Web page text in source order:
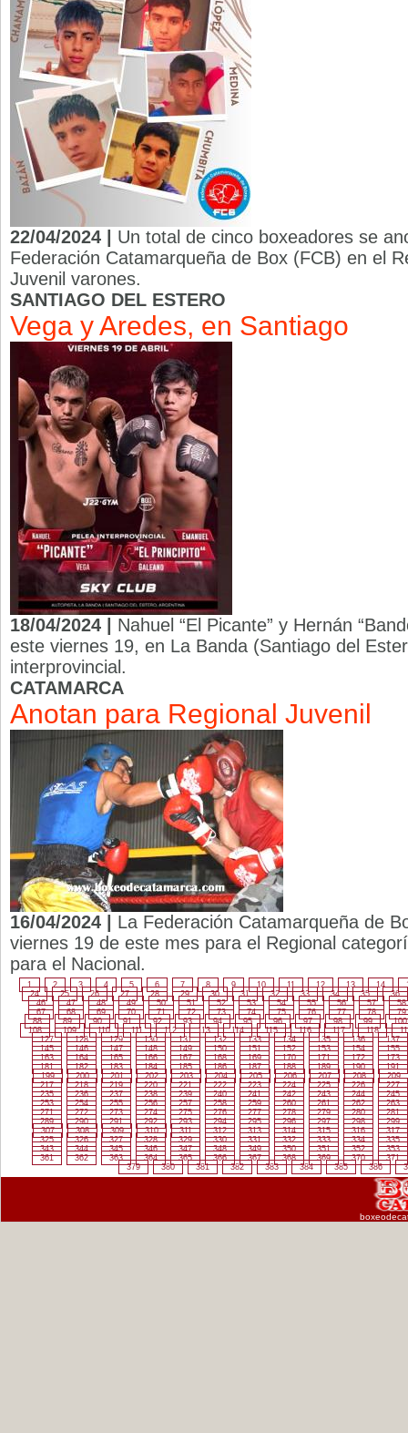
22/04/2024 | Un total de cinco boxeadores se
Federación Catamarqueña de Box (FCB) en el
Juvenil varones.
SANTIAGO DEL ESTERO
Vega y Aredes, en Santiago
18/04/2024 | Nahuel “El Picante” y Hernán
este viernes 19, en La Banda (Santiago del
interprovincial.
CATAMARCA
Anotan para Regional Juvenil
16/04/2024 | La Federación Catamarqueña de
viernes 19 de este mes para el Regional
para el Nacional.
1 2 3 4 5 6 7 8 9 10 11 12 13 14
24
25 26 27 28 29 30 31 32 33 34 35
36
46
47 48 49 50 51 52 53 54 55 56 57
58
67
68 69 70 71 72 73 74 75 76 77 78
79
88
89 90 91 92 93 94 95 96 97 98 99
100
108
109 110 111 112 113 114 115 116 117 118
127
128 129 130 131 132 133 134 135 136
137
145
146 147 148 149 150 151 152 153 154
155
163
164 165 166 167 168 169 170 171 172
173
181
182 183 184 185 186 187 188 189 190
191
199
200 201 202 203 204 205 206 207 208
209
217
218 219 220 221 222 223 224 225 226
227
235
236 237 238 239 240 241 242 243 244
245
253
254 255 256 257 258 259 260 261 262
263
271
272 273 274 275 276 277 278 279 280
281
289
290 291 292 293 294 295 296 297 298
299
307
308 309 310 311 312 313 314 315 316
317
325
326 327 328 329 330 331 332 333 334
335
343
344 345 346 347 348 349 350 351 352
353
361
362 363 364 365 366 367 368 369 370
371
379
380 381 382 383 384 385 386